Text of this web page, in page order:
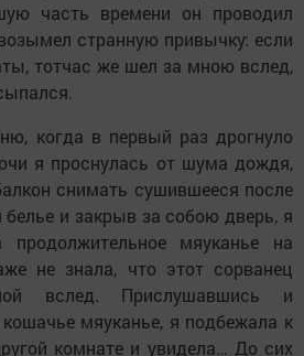
часть времени он проводил
странную привычку: если
тотчас же шел за мною вслед,
когда в первый раз дрогнуло
я проснулась от шума дождя,
снимать сушившееся после
белье и закрыв за собою дверь, я
мяуканье на
не знала, что этот сорванец
вслед. Прислушавшись и
мяуканье, я подбежала к
комнате и увидела… До сих